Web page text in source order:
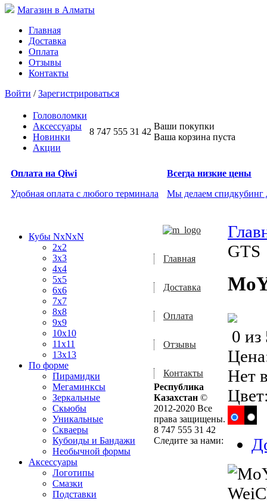
Магазин в Алматы
Главная
Доставка
Оплата
Отзывы
Контакты
Войти /Зарегистрироваться
Головоломки
Аксессуары
Новинки
Акции
8 747 555 31 42
Ваши покупки
Ваша корзина пуста
Оплата на Qiwi
Удобная оплата с любого терминала
Всегда низкие цены
Мы делаем спидкубинг
Кубы NxNxN
2x2
3x3
4x4
5x5
6x6
7x7
8x8
9x9
10x10
11x11
13x13
По форме
Пирамидки
Мегаминксы
Зеркальные
Скьюбы
Уникальные
Скваеры
Кубоиды и Бандажи
Необычной формы
Аксессуары
Логотипы
Смазки
Подставки
GTS
0 из
Нет
Главная
Доставка
Оплата
Отзывы
Контакты
Республика
Казахстан ©
2012-2020 Все
права защищены.
8 747 555 31 42
Следите за нами: